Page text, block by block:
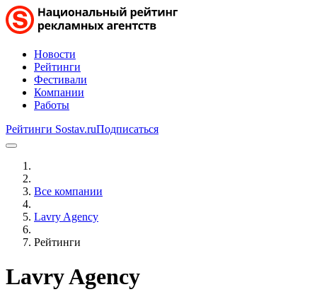
Новости
Рейтинги
Фестивали
Компании
Работы
Рейтинги Sostav.ruПодписаться
Все компании
Lavry Agency
Рейтинги
Lavry Agency